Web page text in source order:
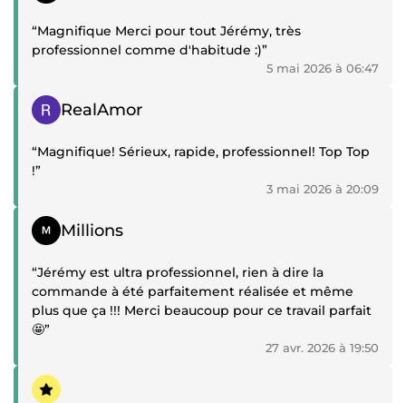
“Magnifique Merci pour tout Jérémy, très
professionnel comme d'habitude :)”
5 mai 2026 à 06:47
Témoignage positif
RealAmor
“Magnifique! Sérieux, rapide, professionnel! Top Top
!”
3 mai 2026 à 20:09
Témoignage positif
Millions
“Jérémy est ultra professionnel, rien à dire la
commande à été parfaitement réalisée et même
plus que ça !!! Merci beaucoup pour ce travail parfait
🤩”
27 avr. 2026 à 19:50
Témoignage positif